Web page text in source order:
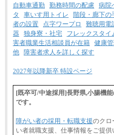
自動車通勤
勤務時間の配慮 病院
タ
車いす用トイレ 階段・廊下の
者の設置
点字ワープロ 難聴用電
器
独身寮・社宅 フレックスタイ
害者職業生活相談員が在籍 健康
他
障害者求人を詳しく探す
2027年以降新卒 特設ページ
[既卒可/中途採用]長野県,小腸機
です。
障がい者の採用・転職支援のクロ
い者就職支援、仕事情報をご提供